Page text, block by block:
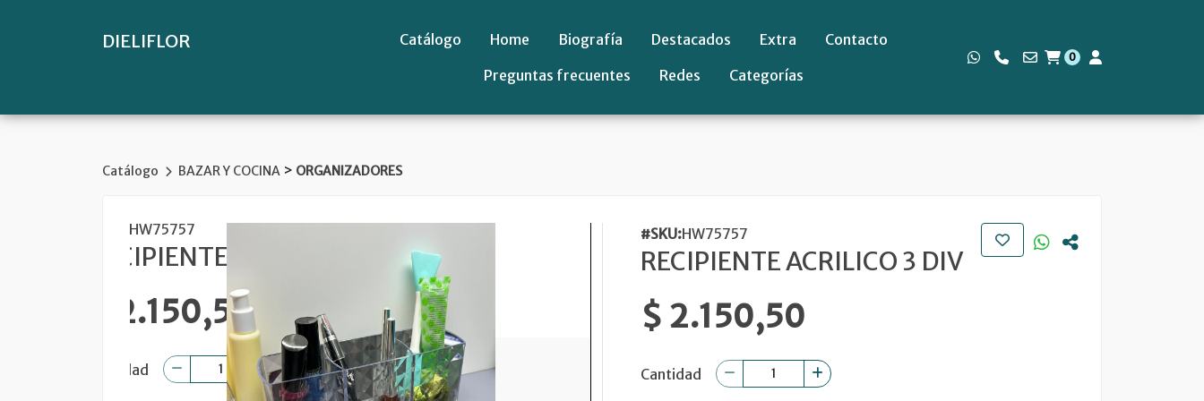
DIELIFLOR Catálogo Home Biografía Destacados Extra
Contacto
Preguntas frecuentes
Redes Categorías
0
Catálogo BAZAR Y COCINA > ORGANIZADORES
#SKU:HW75757
RECIPIENTE ACRILICO 3 DIV
$ 2.150,50
Cantidad